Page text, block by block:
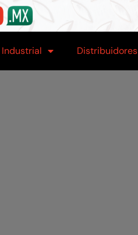
Distribuidores